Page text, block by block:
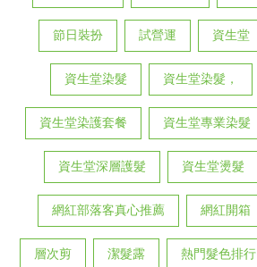
節日裝扮 試營運 資生堂
資生堂染髮 資生堂染髮，
資生堂染護套餐 資生堂專業染髮
資生堂深層護髮 資生堂燙髮
網紅部落客真心推薦 網紅開箱
層次剪 潔髮露 熱門髮色排行